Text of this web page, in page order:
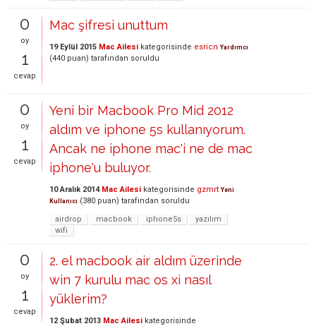
0
oy
1
cevap
Mac şifresi unuttum
19 Eylül 2015 Mac Ailesi kategorisinde esricn Yardımcı
(440 puan) tarafından soruldu
0
oy
1
cevap
Yeni bir Macbook Pro Mid 2012
aldım ve iphone 5s kullanıyorum.
Ancak ne iphone mac'i ne de mac
iphone'u buluyor.
10 Aralık 2014 Mac Ailesi kategorisinde gzmrt Yeni
Kullanıcı (380 puan) tarafından soruldu
airdrop
macbook iphone5s
yazılım
wifi
0
oy
1
cevap
2. el macbook air aldım üzerinde
win 7 kurulu mac os xi nasıl
yüklerim?
12 Şubat 2013 Mac Ailesi kategorisinde